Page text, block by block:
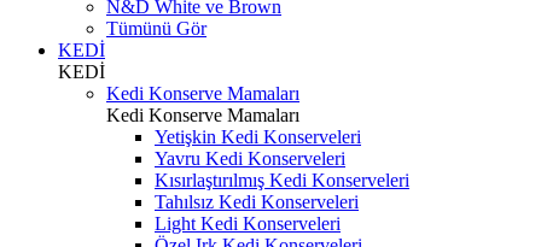
N&D White ve Brown
Tümünü Gör
KEDİ
KEDİ
Kedi Konserve Mamaları
Kedi Konserve Mamaları
Yetişkin Kedi Konserveleri
Yavru Kedi Konserveleri
Kısırlaştırılmış Kedi Konserveleri
Tahılsız Kedi Konserveleri
Light Kedi Konserveleri